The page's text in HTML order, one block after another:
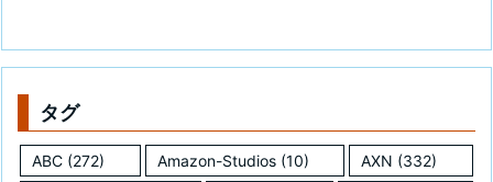
タグ
ABC (272) Amazon-Studios(10) AXN (332)